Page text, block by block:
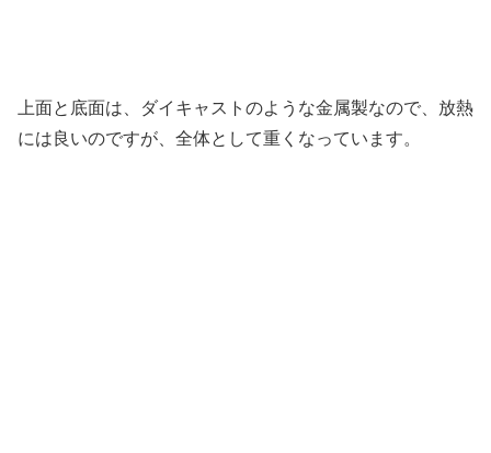
上面と底面は、ダイキャストのような金属製なので、放熱
には良いのですが、全体として重くなっています。